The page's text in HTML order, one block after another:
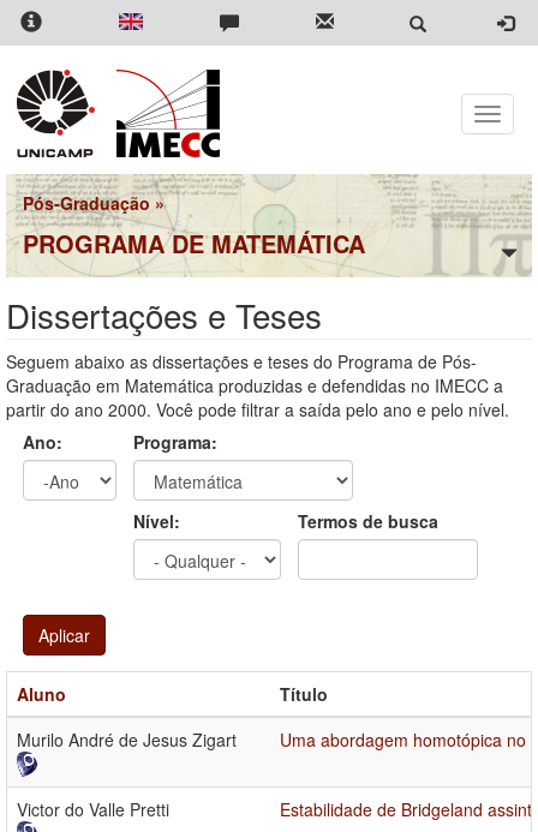
Pular
para
conteúdo
principal
Toggle
Pós-Graduação »
PROGRAMA DE MATEMÁTICA
Dissertações e Teses
Seguem abaixo as dissertações e teses do Programa de Pós-
Graduação em Matemática produzidas e defendidas no IMECC a
partir do ano 2000. Você pode filtrar a saída pelo ano e pelo nível.
Ano:
Programa:
Nível: Termos de busca
Aplicar
Aluno
Título
Murilo André de Jesus Zigart
Uma abordagem homotópica no
Victor do Valle Pretti Estabilidade de Bridgeland